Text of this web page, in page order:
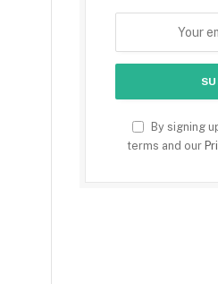
By signing
terms and our